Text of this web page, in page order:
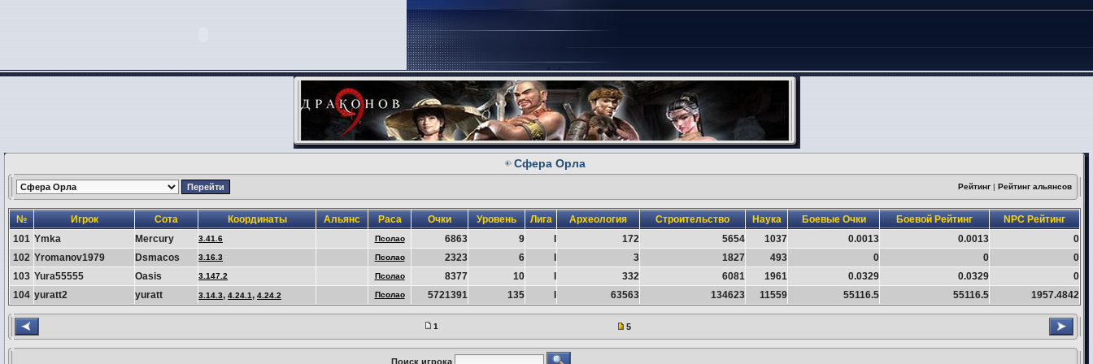
Сфера Орла
Рейтинг | Рейтинг альянсов
№ Игрок Сота Координаты Альянс Раса Очки Уровень Лига Археология Строительство Наука Боевые Очки Боевой Рейтинг
NPC Рейтинг
101 Ymka Mercury 3.41.6 Псолао 6863 9 172 5654 1037 0.0013 0.0013
0
102 Yromanov1979 Dsmacos 3.16.3 Псолао 2323 6 3 1827 493 0 0
0
103 Yura55555 Oasis 3.147.2 Псолао 8377 10 332 6081 1961 0.0329 0.0329
0
104 yuratt2 yuratt 3.14.3, 4.24.1, 4.24.2 Псолао 5721391 135 63563 134623 11559 55116.5 55116.5 1957.4842
1 5
Поиск игрока